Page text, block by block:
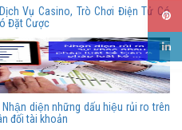
Vụ Casino, Trò Chơi Điện Tử Có
Đặt Cược
diện những dấu hiệu rủi ro trên
đối tài khoản